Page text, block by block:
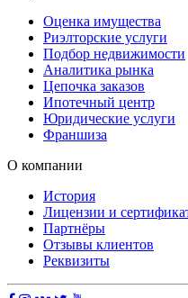
Оценка имущества
Риэлторские услуги
Подбор недвижимости
Аналитика рынка
Цепочка заказов
Ипотечный центр
Юридические услуги
Франшиза
О компании
История
Лицензии и
Партнёры
Отзывы клиентов
Реквизиты